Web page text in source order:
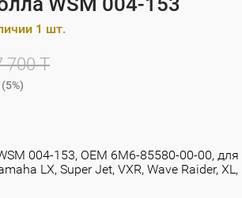
1 шт.
700 T
(5%)
004-153, OEM 6M6-85580-00-00, для
LX, Super Jet, VXR, Wave Raider, XL,